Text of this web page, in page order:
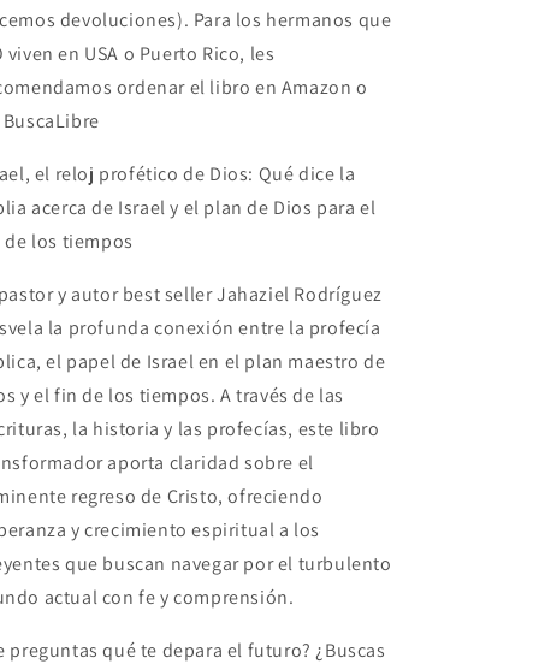
devoluciones). Para los hermanos que
viven en USA o Puerto Rico, les
ordenar el libro en Amazon o
el reloj profético de Dios: Qué dice la
acerca de Israel y el plan de Dios para el
los tiempos
y autorbest sellerJahaziel Rodríguez
la profunda conexión entre la profecía
el papel de Israel en el plan maestro de
y el fin de los tiempos. A través de las
la historia y las profecías, este libro
aporta claridad sobre el
regreso de Cristo, ofreciendo
y crecimiento espiritual a los
que buscan navegar por el turbulento
actual con fe y comprensión.
preguntas qué te depara el futuro? ¿Buscas